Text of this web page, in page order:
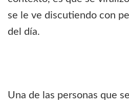
se le ve discutiendo con
del día.
Una de las personas que